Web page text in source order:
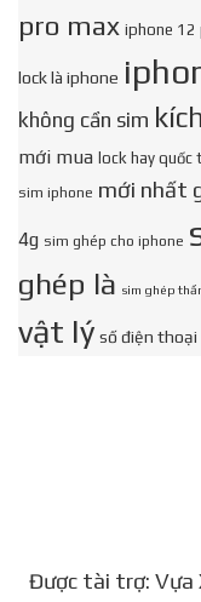
pro max iphone 12
lock là iphone
không cần sim
mới mua lock hay quốc
sim iphone mới nhất
4g sim ghép cho iphone
ghép là sim ghép
vật lý số điện thoại
Được tài trợ: Vựa